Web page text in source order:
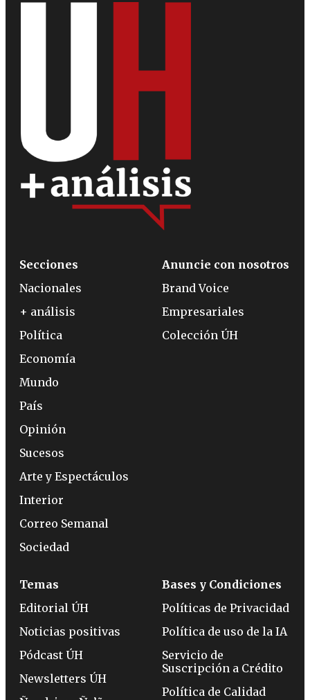
Secciones
Nacionales
+ análisis
Política
Economía
Mundo
País
Opinión
Sucesos
Arte y Espectáculos
Interior
Correo Semanal
Sociedad
Anuncie con nosotros
Brand Voice
Empresariales
Colección ÚH
Temas
Editorial ÚH
Noticias positivas
Pódcast ÚH
Newsletters ÚH
Bases y Condiciones
Políticas de Privacidad
Política de uso de la IA
Servicio de
Suscripción a Crédito
Política de Calidad